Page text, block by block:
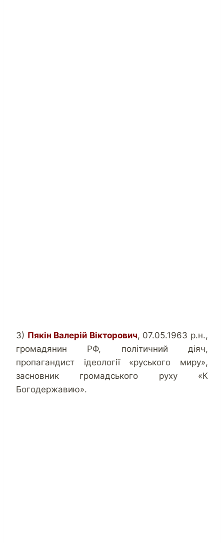
3) Пякін Валерій Вікторович, 07.05.1963 р.н.,
громадянин РФ, політичний діяч,
пропагандист ідеології «руського миру»,
засновник громадського руху «К
Богодержавию».